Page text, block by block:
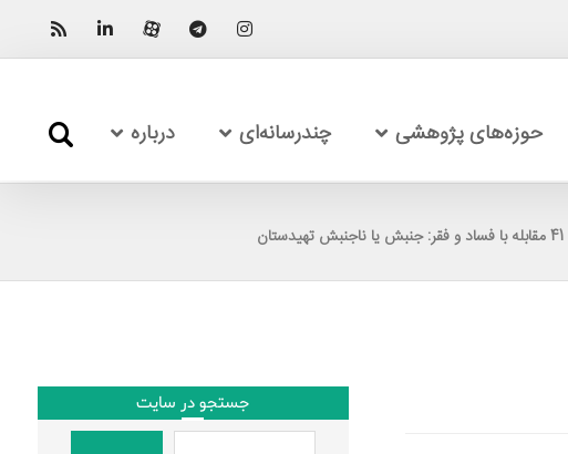
حوزه‌های پژوهشی چندرسانه‌ای درباره
جستجو در سایت